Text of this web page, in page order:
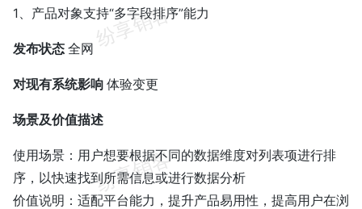
1、产品对象支持“多字段排序”能力
发布状态 全网
对现有系统影响 体验变更
场景及价值描述
使用场景：用户想要根据不同的数据维度对列表项进行排
序，以快速找到所需信息或进行数据分析
价值说明：适配平台能力，提升产品易用性，提高用户在浏